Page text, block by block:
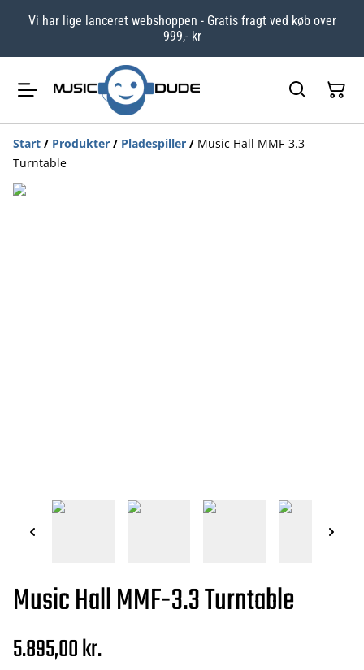
Vi har lige lanceret webshoppen - Gratis fragt ved køb over
999,- kr
Start / Produkter / Pladespiller / Music Hall MMF-3.3
Turntable
Music Hall MMF-3.3 Turntable
5.895,00 kr.